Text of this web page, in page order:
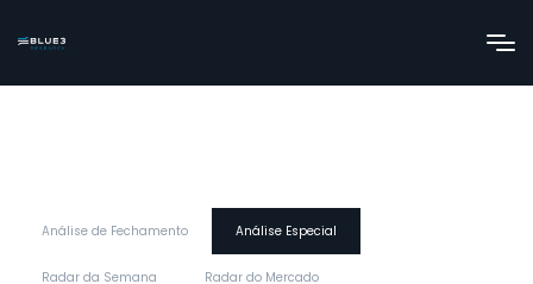
Análise de Fechamento Análise Especial
Radar da Semana Radar do Mercado